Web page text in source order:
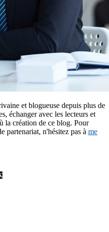
et blogueuse depuis plus de
échanger avec les lecteurs et
la création de ce blog. Pour
partenariat, n'hésitez pas à me